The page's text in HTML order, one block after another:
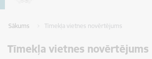
Sākums Tīmekļa vietnes novērtējums
Tīmekļa vietnes novērtējums